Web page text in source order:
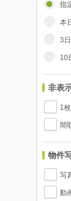
指
本
3
10
非表
1
間
物件
写
動